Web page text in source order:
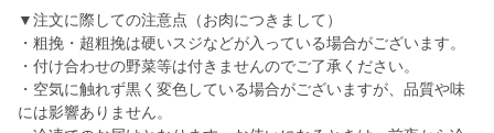
▼注文に際しての注意点（お肉につきまして）
・粗挽・超粗挽は硬いスジなどが入っている場合がございます。
・付け合わせの野菜等は付きませんのでご了承ください。
・空気に触れず黒く変色している場合がございますが、品質や味
には影響ありません。